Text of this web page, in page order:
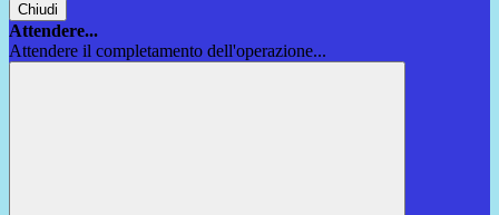
Chiudi
Attendere...
Attendere il completamento dell'operazione...